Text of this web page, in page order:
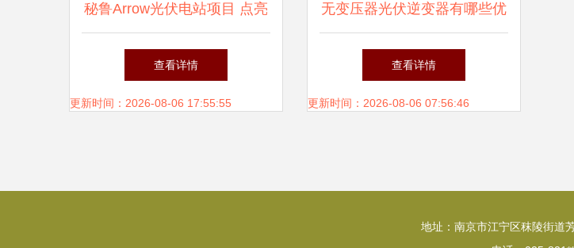
秘鲁Arrow光伏电站项目 点亮
安第斯山脉的绿色未来
查看详情
更新时间：2026-08-06 17:55:55
无变压器光伏逆变器有哪些优
点
查看详情
更新时间：2026-08-06 07:56:46
地址：南京市江宁区秣陵街道